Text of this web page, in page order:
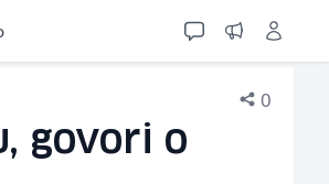
0
govori o